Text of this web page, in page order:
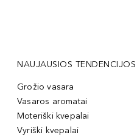
NAUJAUSIOS TENDENCIJOS
Grožio vasara
Vasaros aromatai
Moteriški kvepalai
Vyriški kvepalai